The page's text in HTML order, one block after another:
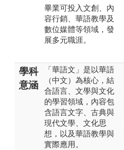
畢業可投入文創、內
容行銷、華語教學及
數位媒體等領域，發
展多元職涯。
學科
意涵
「華語文」是以華語
（中文）為核心，結
合語言、文學與文化
的學習領域，內容包
含語言文字、古典與
現代文學、文化思
想，以及華語教學與
實際應用。